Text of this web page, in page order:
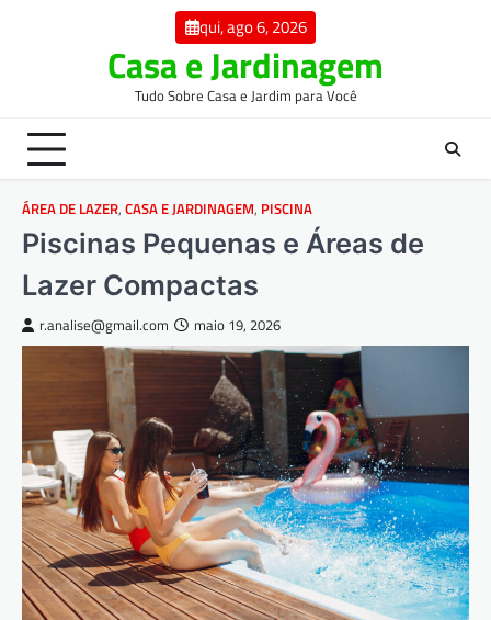
qui, ago 6, 2026
Casa e Jardinagem
Tudo Sobre Casa e Jardim para Você
ÁREA DE LAZER, CASA E JARDINAGEM, PISCINA
Piscinas Pequenas e Áreas de
Lazer Compactas
r.analise@gmail.com maio 19, 2026